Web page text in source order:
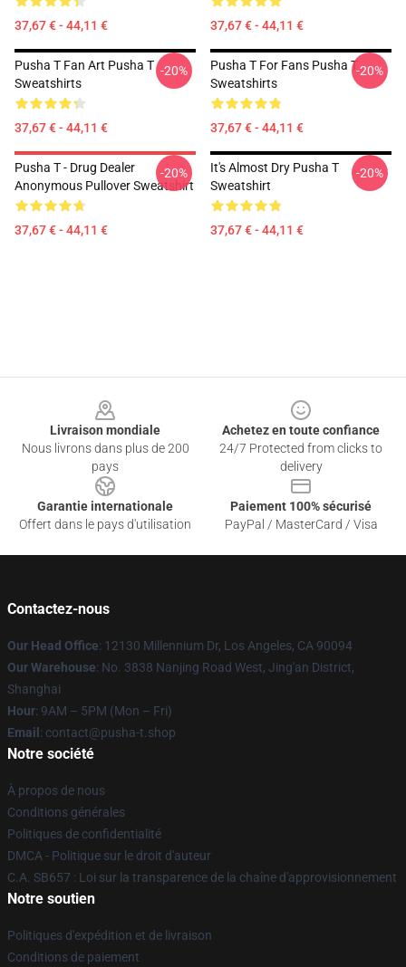
37,67 € - 44,11 € 37,67 € - 44,11 €
Pusha T Fan Art Pusha T
Sweatshirts
37,67 € - 44,11 €
-20%
Pusha T For Fans Pusha T
Sweatshirts
37,67 € - 44,11 €
-20%
Pusha T - Drug Dealer
Anonymous Pullover Sweatshirt
37,67 € - 44,11 €
-20%
It's Almost Dry Pusha T
Sweatshirt
37,67 € - 44,11 €
-20%
Livraison mondiale
Nous livrons dans plus de 200
pays
Achetez en toute confiance
24/7 Protected from clicks to
delivery
Garantie internationale
Offert dans le pays d'utilisation
Paiement 100% sécurisé
PayPal / MasterCard / Visa
Contactez-nous
Our Head Office: 12130 Millennium Dr, Los Angeles, CA 90094
Our Warehouse: No. 3838 Nanjing Road West, Jing'an District,
Shanghai
Hour: 9AM – 5PM (Mon – Fri)
Email : contact@pusha-t.shop
Notre société
À propos de nous
Conditions générales
Politiques de confidentialité
DMCA - Politique sur le droit d'auteur
C.A. SB657 : Loi sur la transparence de la chaîne d'approvisionnement
Notre soutien
Politiques d'expédition et de livraison
Conditions de paiement